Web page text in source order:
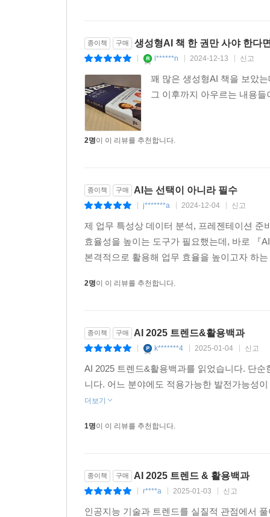
종이책 구매 생성형AI 책 한 권만 사야 한다
l******n 2024-12-13 신고
꽤 많은 생성형AI 책을 보았
그 이후까지 아우르는 내용
2명이 이 리뷰를 추천합니다.
종이책 구매 AI는 선택이 아니라 필수
j*******a 2024-12-04 신고
제 업무 특성상 데이터 분석, 프레젠테이션 준
효율성을 높이는 도구가 필요했는데, 바로 『
본격적으로 활용해 업무 효율을 높이고자 하
2명이 이 리뷰를 추천합니다.
종이책 구매 AI 2025 트렌드&활용백과
k*******4 2025-01-04 신고
AI 2025 트렌드&활용백과를 읽었습니다. 단
니다. 어느 분야에도 적용가능한 발전가능성
더보기
1명이 이 리뷰를 추천합니다.
종이책 구매 AI 2025 트렌드 & 활용백과
r****a 2025-01-03 신고
인공지능 기술과 트렌드를 실질적 관점에서